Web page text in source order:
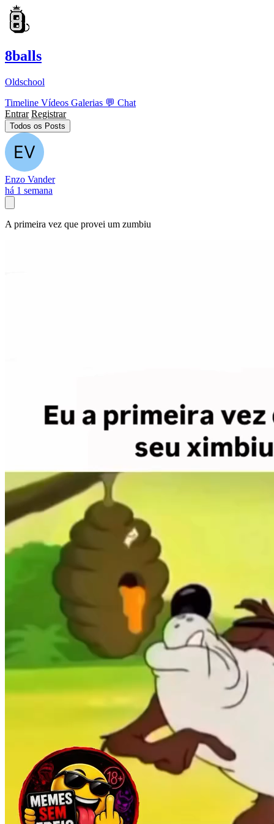
8balls
Oldschool
Timeline Vídeos Galerias 💬 Chat
Entrar Registrar
Todos os Posts
Enzo Vander
há 1 semana
A primeira vez que provei um zumbiu